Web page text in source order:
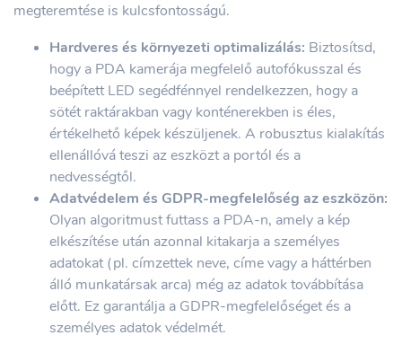
megteremtése is kulcsfontosságú.
Hardveres és környezeti optimalizálás: Biztosítsd,
hogy a PDA kamerája megfelelő autofókusszal és
beépített LED segédfénnyel rendelkezzen, hogy a
sötét raktárakban vagy konténerekben is éles,
értékelhető képek készüljenek. A robusztus kialakítás
ellenállóvá teszi az eszközt a portól és a
nedvességtől.
Adatvédelem és GDPR-megfelelőség az eszközön:
Olyan algoritmust futtass a PDA-n, amely a kép
elkészítése után azonnal kitakarja a személyes
adatokat (pl. címzettek neve, címe vagy a háttérben
álló munkatársak arca) még az adatok továbbítása
előtt. Ez garantálja a GDPR-megfelelőséget és a
személyes adatok védelmét.